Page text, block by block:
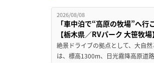
2026/08/08
「車中泊で“高原の牧場”へ
【栃木県／RVパーク 大笹牧
絶景ドライブの拠点として、大自
は、標高1300m、日光霧降高原道